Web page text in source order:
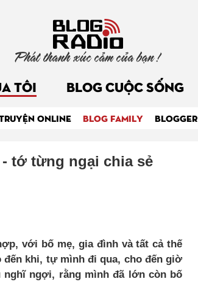
Phát thanh xúc cảm của bạn !
TÔI BLOG CUỘC SỐNG
ONLINE BLOG FAMILY BLOGGER
tớ từng ngại chia sẻ
với bố mẹ, gia đình và tất cả thế
đến khi, tự mình đi qua, cho đến giờ
ngợi, rằng mình đã lớn còn bố